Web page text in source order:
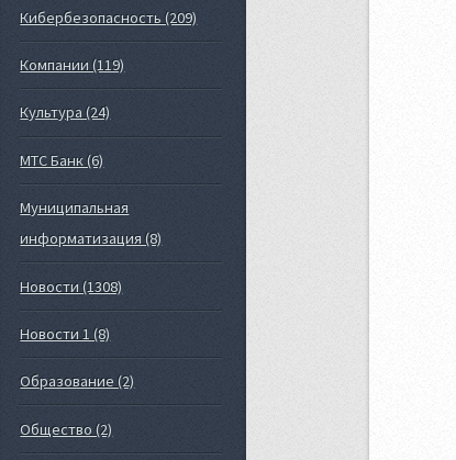
Кибербезопасность (209)
Компании (119)
Культура (24)
МТС Банк (6)
Муниципальная
информатизация (8)
Новости (1308)
Новости 1 (8)
Образование (2)
Общество (2)